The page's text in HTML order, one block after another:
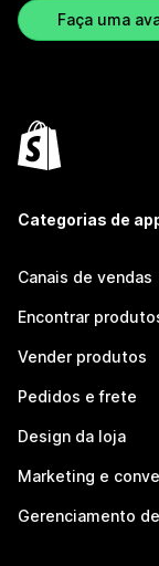
Faça uma
Categorias de
Canais de vendas
Encontrar
Vender produtos
Pedidos e frete
Design da loja
Marketing e
Gerenciamento